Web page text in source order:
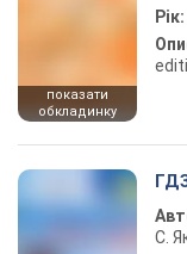
показати
обкладинку
Рік:
С.